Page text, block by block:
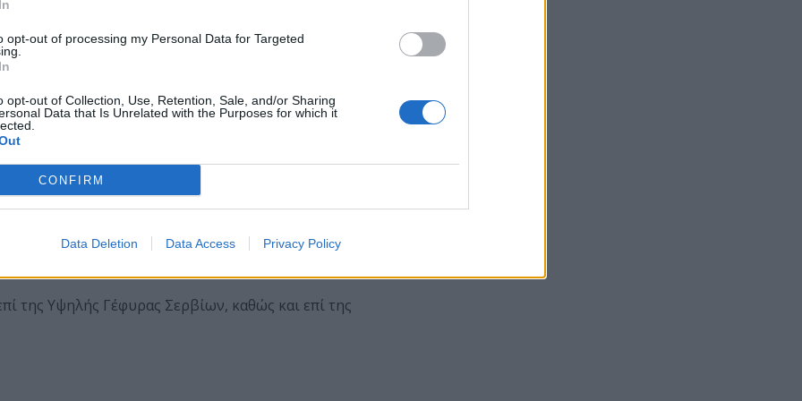
opt-out of processing my Personal Data for Targeted
opt-out of Collection, Use, Retention, Sale, and/or Sharing
Data that Is Unrelated with the Purposes for which it
CONFIRM
Data Deletion Data Access Privacy Policy
οδικό δίκτυο Ρύμνιο-Καισαρειά-Επαρχιακή
οχλμ. Εθνικής Οδού Κοζάνης-Λάρισας) και
οχήματος, στις οδούς εντός των Δημοτικών
διέρχονται τα οχήματα σύμφωνα με τα ανωτέρω
ορίζεται ως ελάχιστη μεταξύ τους απόσταση το
στους οδηγούς με κατάλληλη σήμανση.
της Υψηλής Γέφυρας Σερβίων, καθώς και επί της